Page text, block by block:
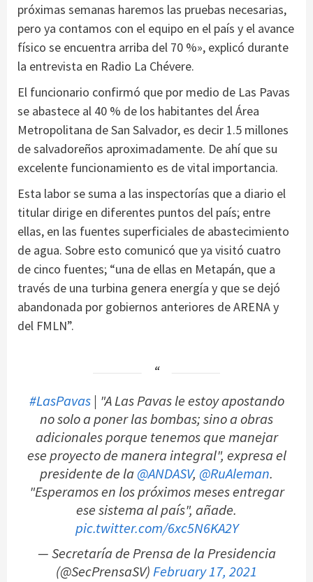
próximas semanas haremos las pruebas necesarias,
pero ya contamos con el equipo en el país y el avance
físico se encuentra arriba del 70 %», explicó durante
la entrevista en Radio La Chévere.
El funcionario confirmó que por medio de Las Pavas
se abastece al 40 % de los habitantes del Área
Metropolitana de San Salvador, es decir 1.5 millones
de salvadoreños aproximadamente. De ahí que su
excelente funcionamiento es de vital importancia.
Esta labor se suma a las inspectorías que a diario el
titular dirige en diferentes puntos del país; entre
ellas, en las fuentes superficiales de abastecimiento
de agua. Sobre esto comunicó que ya visitó cuatro
de cinco fuentes; “una de ellas en Metapán, que a
través de una turbina genera energía y que se dejó
abandonada por gobiernos anteriores de ARENA y
del FMLN”.
#LasPavas| "A Las Pavas le estoy apostando
no solo a poner las bombas; sino a obras
adicionales porque tenemos que manejar
ese proyecto de manera integral", expresa el
presidente de la @ANDASV, @RuAleman.
"Esperamos en los próximos meses entregar
ese sistema al país", añade.
pic.twitter.com/6xc5N6KA2Y
— Secretaría de Prensa de la Presidencia
(@SecPrensaSV)February 17, 2021